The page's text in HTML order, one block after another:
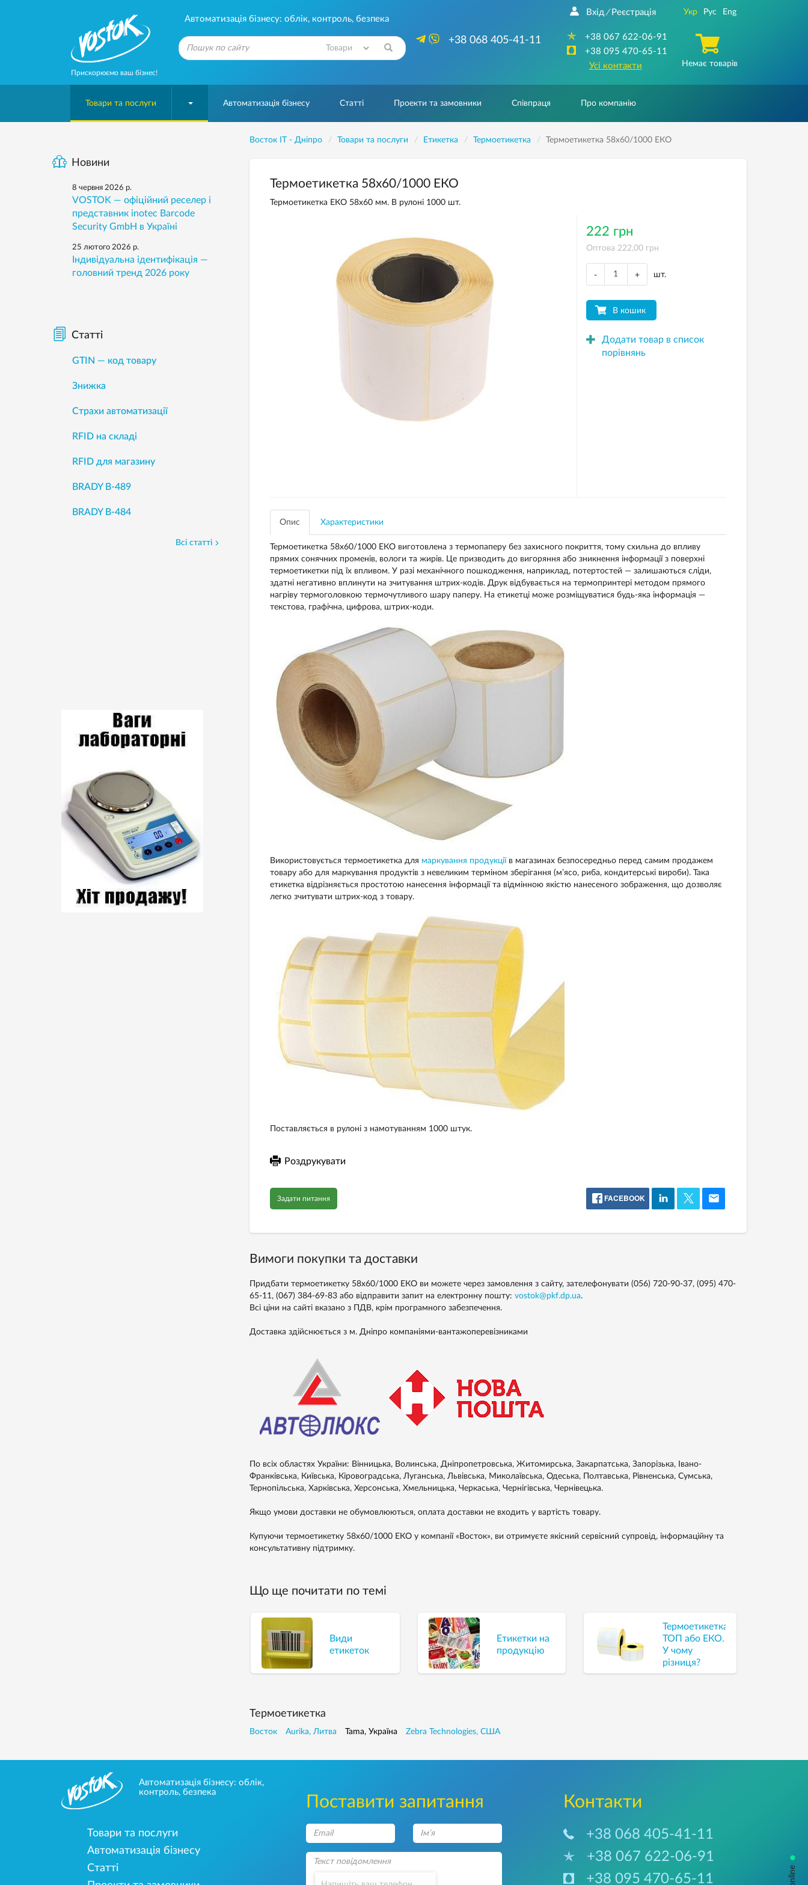
Прискорюємо ваш бізнес!
Автоматизація бізнесу: облік, контроль, безпека
+38 068 405-41-11
Вхід / Реєстрація
+38 067 622-06-91
+38 095 470-65-11
Усі контакти
Укр Рус Eng
Немає товарів
Товари та послуги Автоматизація бізнесу Статті Проекти та замовники Співпраця Про компанію
Восток IT - Дніпро Товари та послуги Етикетка Термоетикетка Термоетикетка 58х60/1000 ЕКО
Термоетикетка 58х60/1000 ЕКО
Термоетикетка ЕКО 58х60 мм. В рулоні 1000 шт.
222 грн
Оптова 222,00 грн
- + шт.
В кошик
Додати товар в список
порівнянь
Опис Характеристики
Термоетикетка 58х60/1000 ЕКО виготовлена ​​з термопаперу без захисного покриття, тому схильна до впливу
прямих сонячних променів, вологи та жирів. Це призводить до вигоряння або зникнення інформації з поверхні
термоетикетки під їх впливом. У разі механічного пошкодження, наприклад, потертостей — залишаються сліди,
здатні негативно вплинути на зчитування штрих-кодів. Друк відбувається на термопринтері методом прямого
нагріву термоголовкою термочутливого шару паперу. На етикетці може розміщуватися будь-яка інформація —
текстова, графічна, цифрова, штрих-коди.
Використовується термоетикетка для маркування продукціїв магазинах безпосередньо перед самим продажем
товару або для маркування продуктів з невеликим терміном зберігання (м’ясо, риба, кондитерські вироби). Така
етикетка відрізняється простотою нанесення інформації та відмінною якістю нанесеного зображення, що дозволяє
легко зчитувати штрих-код з товару.
Поставляється в рулоні з намотуванням 1000 штук.
Роздрукувати
Задати питання FACEBOOK
Вимоги покупки та доставки
Придбати термоетикетку 58х60/1000 ЕКО ви можете через замовлення з сайту, зателефонувати (056) 720-90-37, (095) 470-
65-11, (067) 384-69-83 або відправити запит на електронну пошту: vostok@pkf.dp.ua.
Всі ціни на сайті вказано з ПДВ, крім програмного забезпечення.
Доставка здійснюється з м. Дніпро компаніями-вантажоперевізниками
По всіх областях України: Вінницька, Волинська, Дніпропетровська, Житомирська, Закарпатська, Запорізька, Івано-
Франківська, Київська, Кіровоградська, Луганська, Львівська, Миколаївська, Одеська, Полтавська, Рівненська, Сумська,
Тернопільська, Харківська, Херсонська, Хмельницька, Черкаська, Чернігівська, Чернівецька.
Якщо умови доставки не обумовлюються, оплата доставки не входить у вартість товару.
Купуючи термоетикетку 58х60/1000 ЕКО у компанії «Восток», ви отримуєте якісний сервісний супровід, інформаційну та
консультативну підтримку.
Що ще почитати по темі
Види
етикеток
Етикетки на
продукцію
Термоетикетка
ТОП або ЕКО.
У чому
різниця?
Термоетикетка
Восток Aurika, Литва Tama, Україна Zebra Technologies, США
Новини
8 червня 2026 р.
VOSTOK — офіційний реселер і
представник inotec Barcode
Security GmbH в Україні
25 лютого 2026 р.
Індивідуальна ідентифікація —
головний тренд 2026 року
Статті
GTIN — код товару
Знижка
Страхи автоматизації
RFID на складі
RFID для магазину
BRADY B-489
BRADY B-484
Всі статті
Автоматизація бізнесу: облік,
контроль, безпека
Товари та послуги
Автоматизація бізнесу
Статті
Поставити запитання Контакти
+38 068 405-41-11
+38 067 622-06-91
+38 095 470-65-11
•